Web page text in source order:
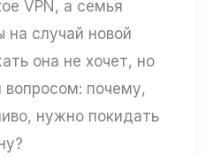
VPN, а семья
на случай новой
она не хочет, но
вопросом: почему,
нужно покидать